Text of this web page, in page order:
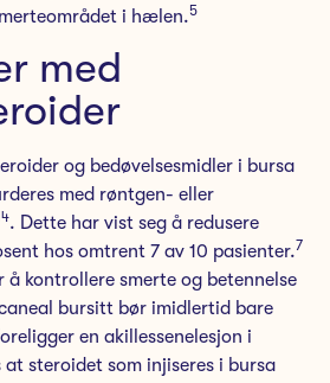
i hælen.5
med
og bedøvelsesmidler i bursa
med røntgen- eller
. Dette har vist seg å redusere
hos omtrent 7 av 10 pasienter.7
å kontrollere smerte og betennelse
bursitt bør imidlertid bare
en akillessenelesjon i
steroidet som injiseres i bursa